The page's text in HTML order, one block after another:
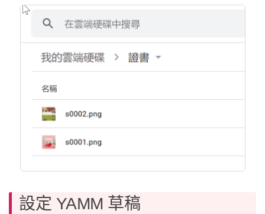
設定 YAMM 草稿